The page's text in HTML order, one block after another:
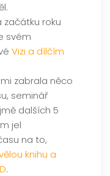
roku
svém
Vizi a dílčím
zabrala něco
seminář
dalších 5
jel
na to,
knihu a
.